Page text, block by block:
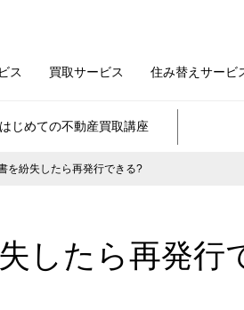
ス 買取サービス 住み替えサービ
はじめての不動産買取講座
を紛失したら再発行できる?
したら再発行